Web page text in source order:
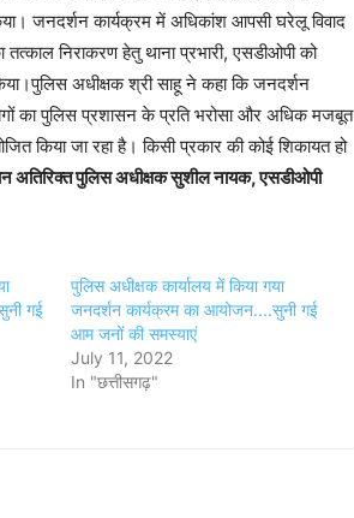
जनदर्शन कार्यक्रम में अधिकांश आपसी घरेलू विवाद
निराकरण हेतु थाना प्रभारी, एसडीओपी को
अधीक्षक श्री साहू ने कहा कि जनदर्शन
का पुलिस प्रशासन के प्रति भरोसा और अधिक मजबूत
किया जा रहा है। किसी प्रकार की कोई शिकायत हो
अतिरिक्त पुलिस अधीक्षक सुशील नायक, एसडीओपी
गई
पुलिस अधीक्षक कार्यालय में किया गया
जनदर्शन कार्यक्रम का आयोजन....सुनी गई
आम जनों की समस्याएं
July 11, 2022
In "छत्तीसगढ़"